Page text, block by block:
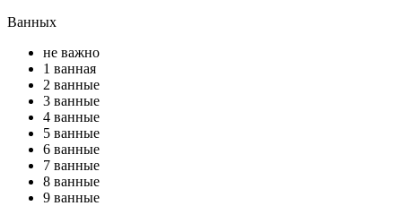
Ванных
не важно
1 ванная
2 ванные
3 ванные
4 ванные
5 ванные
6 ванные
7 ванные
8 ванные
9 ванные